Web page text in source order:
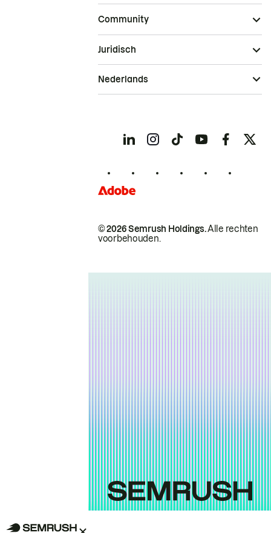
Community
© 2026 Semrush Holdings.Alle rechten
voorbehouden.
Juridisch
Nederlands